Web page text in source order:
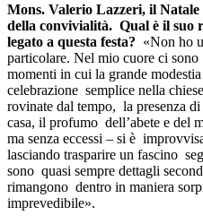
Mons. Valerio Lazzeri, il
della convivialità. Qual è il suo
legato a questa festa? «Non ho
particolare. Nel mio cuore ci
momenti in cui la grande
celebrazione semplice nella
rovinate dal tempo, la presenza
casa, il profumo dell’abete e del
ma senza eccessi – si è
lasciando trasparire un fascino
sono quasi sempre dettagli
rimangono dentro in maniera
imprevedibile».